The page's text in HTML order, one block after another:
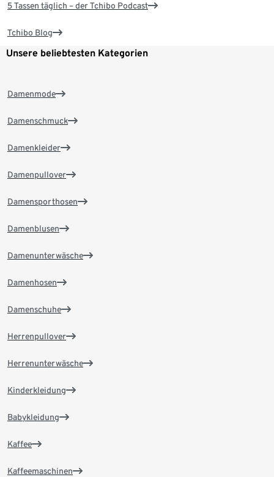
5 Tassen täglich – der Tchibo Podcast
Tchibo Blog
Unsere beliebtesten Kategorien
Damenmode
Damenschmuck
Damenkleider
Damenpullover
Damensporthosen
Damenblusen
Damenunterwäsche
Damenhosen
Damenschuhe
Herrenpullover
Herrenunterwäsche
Kinderkleidung
Babykleidung
Kaffee
Kaffeemaschinen